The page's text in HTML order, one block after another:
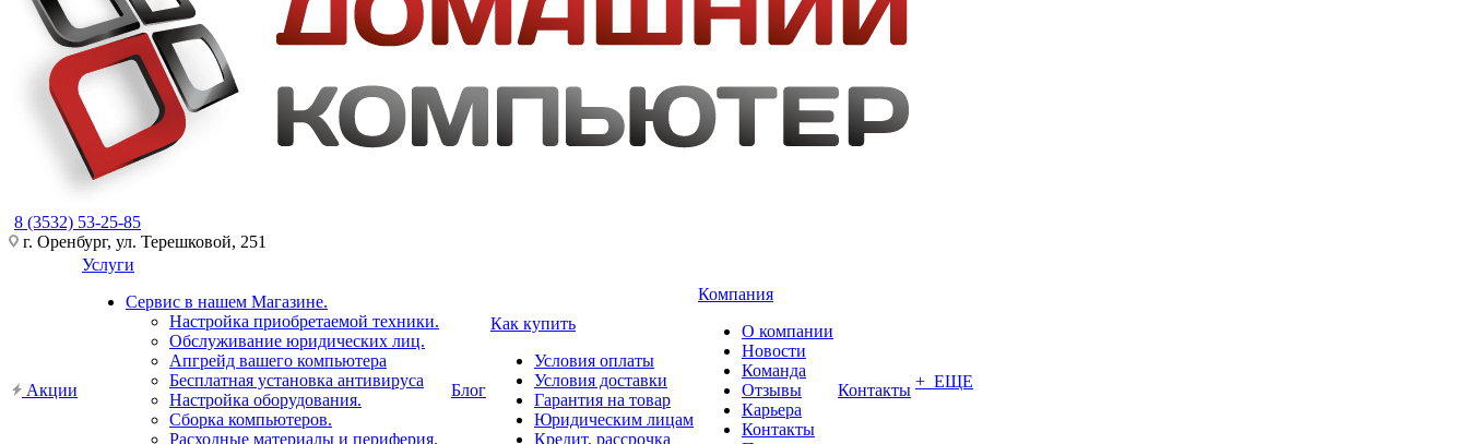
8 (3532) 53-25-85
г. Оренбург, ул. Терешковой, 251
Акции
Услуги
Сервис в нашем Магазине.
Настройка приобретаемой техники.
Обслуживание юридических лиц.
Апгрейд вашего компьютера
Бесплатная установка антивируса
Настройка оборудования.
Сборка компьютеров.
Расходные материалы и периферия.
Блог
Как купить
Условия оплаты
Условия доставки
Гарантия на товар
Юридическим лицам
Кредит, рассрочка
Компания
О компании
Новости
Команда
Отзывы
Карьера
Контакты
Контакты + ЕЩЕ